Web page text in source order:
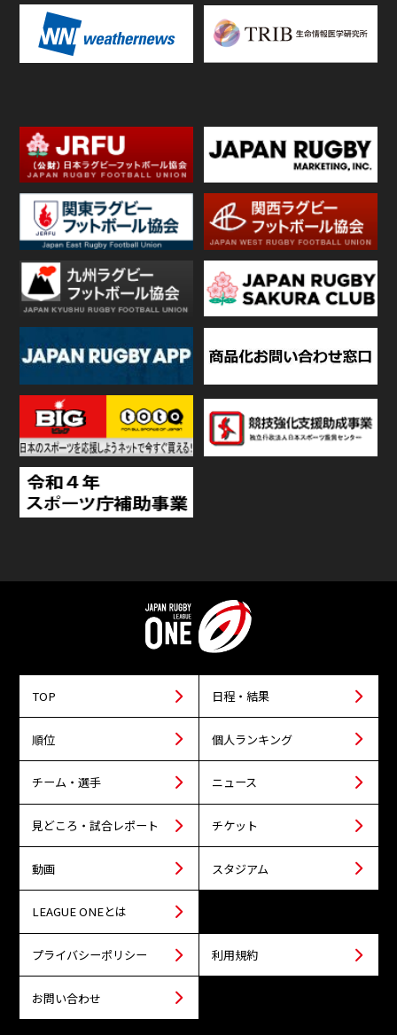
TOP 日程・結果
順位 個人ランキング
チーム・選手 ニュース
見どころ・試合レポート チケット
動画 スタジアム
LEAGUE ONEとは
プライバシーポリシー 利用規約
お問い合わせ